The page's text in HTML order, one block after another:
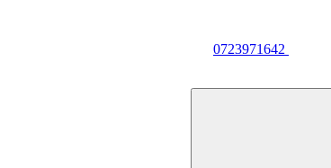
0723971642